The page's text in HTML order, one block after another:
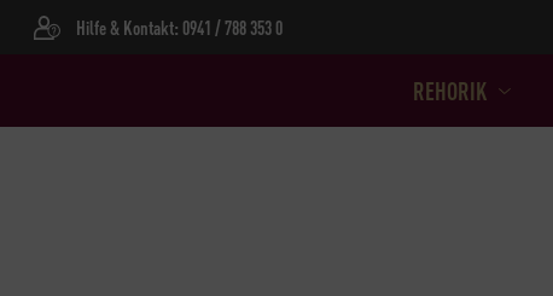
REHORIK
Hilfe & Kontakt: 0941 / 788 353 0